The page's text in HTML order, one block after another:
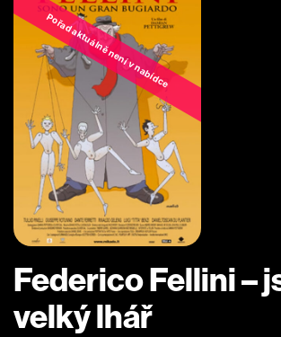
Pořad aktuálně není v nabídce
Federico Fellini –
velký lhář